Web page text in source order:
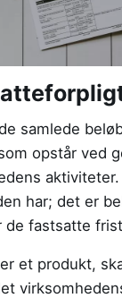
samlede
opstår ved
har; det er
de fastsatte
et produkt,